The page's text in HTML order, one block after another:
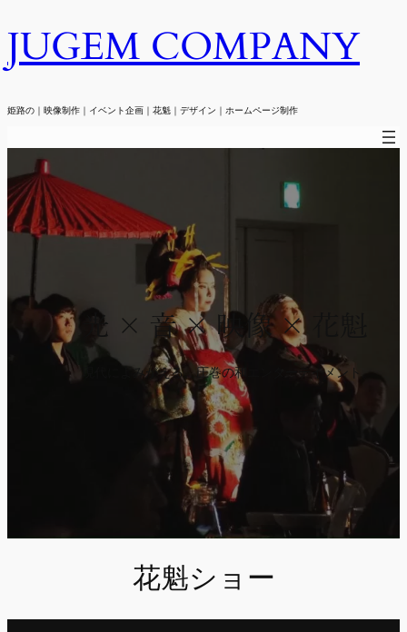
内
を
キ
JUGEM COMPANY
姫路の｜映像制作｜イベント企画｜花魁｜デザイン｜ホームページ制作
光 × 音 × 映像 × 花魁
現代によみがえる、圧巻の和エンターテイメント。
花魁ショー